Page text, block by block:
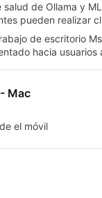
de Ollama y
pueden realizar
de escritorio
hacia
Mac
el móvil